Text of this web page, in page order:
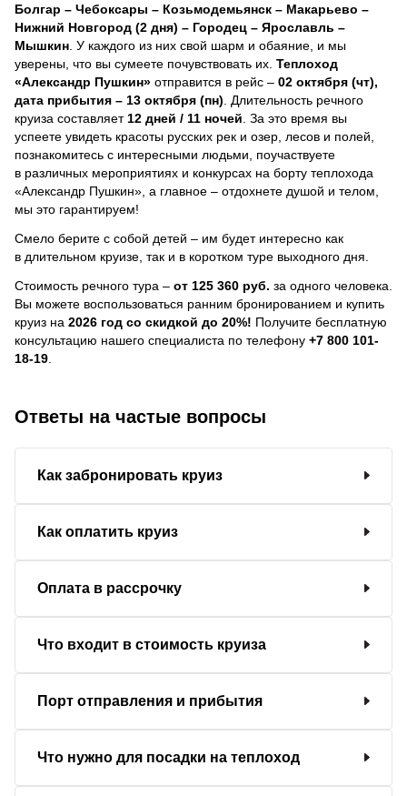
Болгар – Чебоксары – Козьмодемьянск – Макарьево –
Нижний Новгород (2 дня) – Городец – Ярославль –
Мышкин . У каждого из них свой шарм и обаяние, и мы
уверены, что вы сумеете почувствовать их. Теплоход
«Александр Пушкин» отправится в рейс – 02 октября (чт),
дата прибытия – 13 октября (пн) . Длительность речного
круиза составляет 12 дней / 11 ночей За это время вы
успеете увидеть красоты русских рек и озер, лесов и полей,
познакомитесь с интересными людьми, поучаствуете
в различных мероприятиях и конкурсах на борту теплохода
«Александр Пушкин», а главное – отдохнете душой и телом,
мы это гарантируем!
Смело берите с собой детей – им будет интересно как
в длительном круизе, так и в коротком туре выходного дня.
Стоимость речного тура – от 125 360 руб. за одного человека.
Вы можете воспользоваться ранним бронированием и купить
круиз на 2026 год со скидкой до 20%! Получите бесплатную
консультацию нашего специалиста по телефону +7 800 101-
18-19
Ответы на частые вопросы
Как забронировать круиз
Как оплатить круиз
Оплата в рассрочку
Что входит в стоимость круиза
Порт отправления и прибытия
Что нужно для посадки на теплоход